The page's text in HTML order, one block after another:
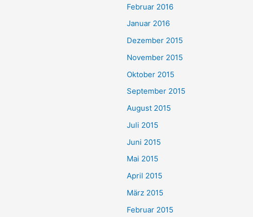
Februar 2016
Januar 2016
Dezember 2015
November 2015
Oktober 2015
September 2015
August 2015
Juli 2015
Juni 2015
Mai 2015
April 2015
März 2015
Februar 2015